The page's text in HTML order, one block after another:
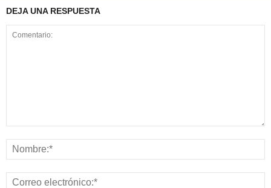
DEJA UNA RESPUESTA